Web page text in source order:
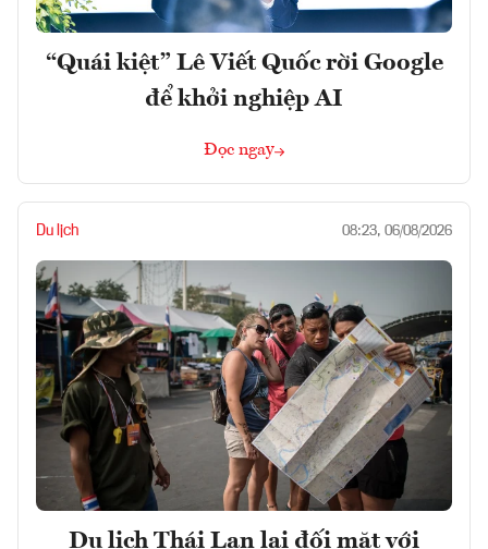
“Quái kiệt” Lê Viết Quốc rời Google
để khởi nghiệp AI
Đọc ngay
Du lịch 08:23, 06/08/2026
Du lịch Thái Lan lại đối mặt với